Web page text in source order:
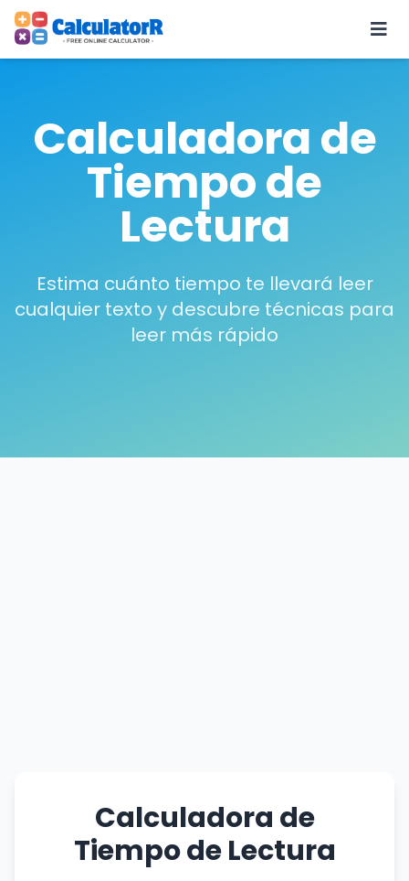
Calculadora de
Tiempo de
Lectura
Estima cuánto tiempo te llevará leer
cualquier texto y descubre técnicas para
leer más rápido
Calculadora de
Tiempo de Lectura